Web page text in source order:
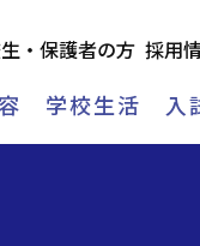
・保護者の方 採用
学校生活 入